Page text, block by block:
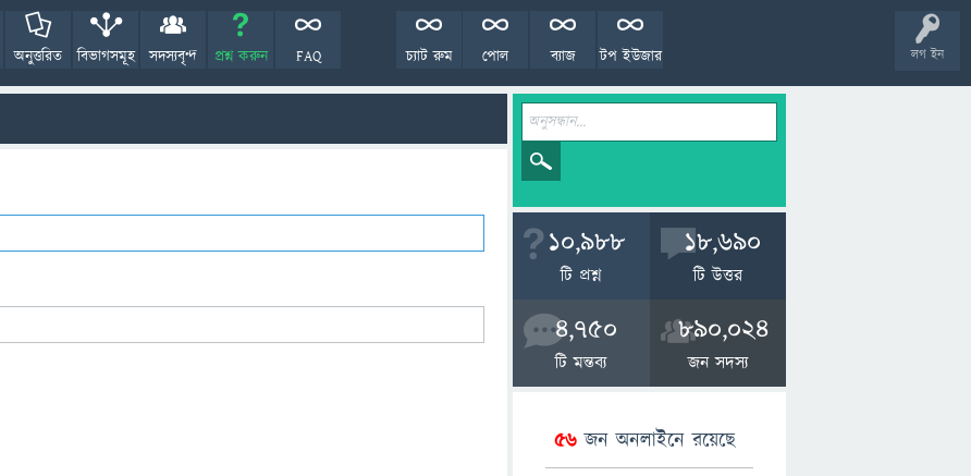
লগ ইন
অনুত্তরিত বিভাগসমূহ সদস্যবৃন্দ প্রশ্ন করুন FAQ টপ ইউজার
ব্যাজ
পোল
চ্যাট রুম
10,988
টি প্রশ্ন
18,690
টি উত্তর
4,750
টি মন্তব্য
890,024
জন সদস্য
56 জন অনলাইনে রয়েছে